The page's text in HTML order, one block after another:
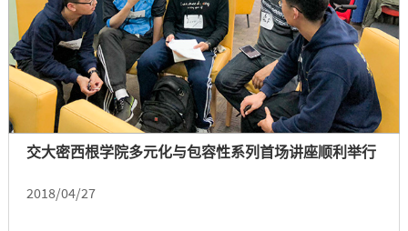
交大密西根学院多元化与包容性系列首场讲座顺利举行
2018/04/27